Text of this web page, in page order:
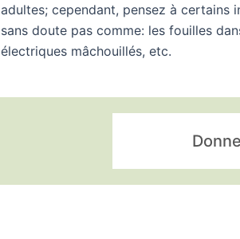
adultes; cependant, pensez à certains
sans doute pas comme: les fouilles
électriques mâchouillés, etc.